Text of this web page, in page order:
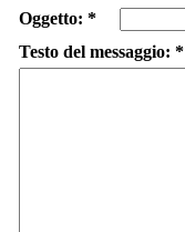
Oggetto: *
Testo del messaggio: *